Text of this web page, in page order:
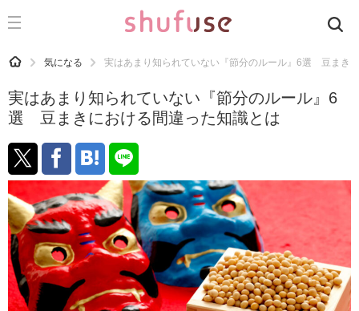
CATEGORY 記事カテゴリ
運気
洗濯
生活の知恵
お金
掃除
マナー
趣味
HOME 気になる 実はあまり知られていない『節分のルール』6選 豆まき
実はあまり知られていない『節分のルール』6
選 豆まきにおける間違った知識とは